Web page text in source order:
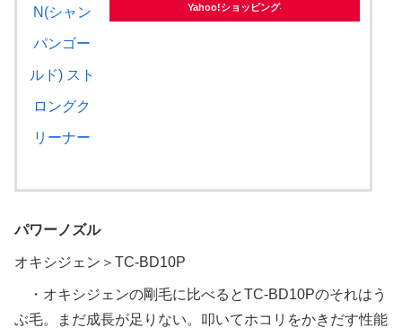
Yahoo!ショッピング
パワーノズル
オキシジェン＞TC-BD10P
・オキシジェンの剛毛に比べるとTC-BD10Pのそれはう
ぶ毛。まだ成長が足りない。叩いてホコリをかきだす性能